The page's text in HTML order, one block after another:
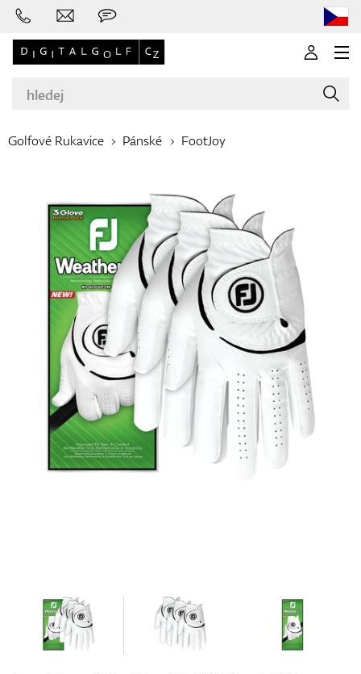
Golfové hole
Oblečení
Boty
Bagy
Golfové Rukavice Pánské FootJoy